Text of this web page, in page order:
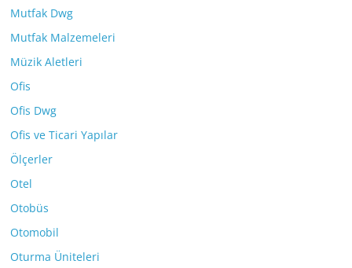
Mutfak Dwg
Mutfak Malzemeleri
Müzik Aletleri
Ofis
Ofis Dwg
Ofis ve Ticari Yapılar
Ölçerler
Otel
Otobüs
Otomobil
Oturma Üniteleri